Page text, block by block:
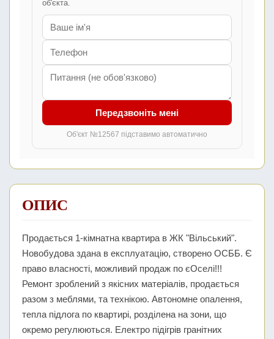
об'єкта.
Передзвоніть мені
Об'єкт №12567 підставимо автоматично
ОПИС
Продається 1-кімнатна квартира в ЖК "Вільський".
Новобудова здана в експлуатацію, створено ОСББ. Є
право власності, можливий продаж по єОселі!!!
Ремонт зроблений з якісних матеріалів, продається
разом з меблями, та технікою. Автономне опалення,
тепла підлога по квартирі, розділена на зони, що
окремо регулюються. Електро підігрів гранітних